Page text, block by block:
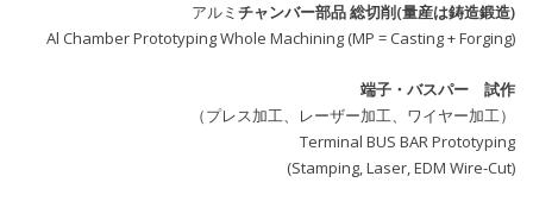
アルミ チャンバー部品 総切削(量産は鋳造鍛造)
Al Chamber Prototyping Whole Machining (MP = Casting + Forging)
端子・バスパー 試作
（プレス加工、レーザー加工、ワイヤー加工）
Terminal BUS BAR Prototyping
(Stamping, Laser, EDM Wire-Cut)